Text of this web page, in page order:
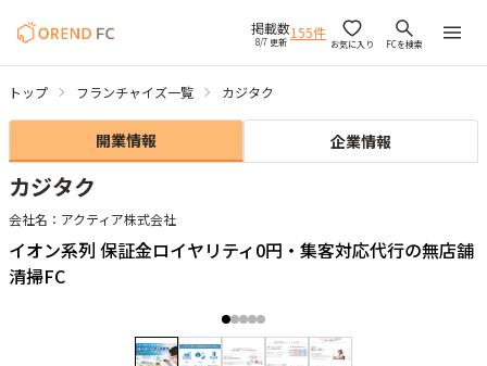
掲載数
8/7 更新 155件
お気に入り FCを検索
トップ フランチャイズ一覧 カジタク
開業情報 企業情報
カジタク
会社名： アクティア株式会社
イオン系列 保証金ロイヤリティ0円・集客対応代行の無店舗
清掃FC